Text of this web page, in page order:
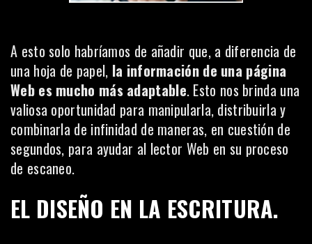
A esto solo habríamos de añadir que, a diferencia de
una hoja de papel, la información de una página
Web es mucho más adaptable. Esto nos brinda una
valiosa oportunidad para manipularla, distribuirla y
combinarla de infinidad de maneras, en cuestión de
segundos, para ayudar al lector Web en su proceso
de escaneo.
EL DISEÑO EN LA ESCRITURA.